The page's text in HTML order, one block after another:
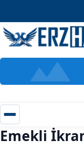
Emekli